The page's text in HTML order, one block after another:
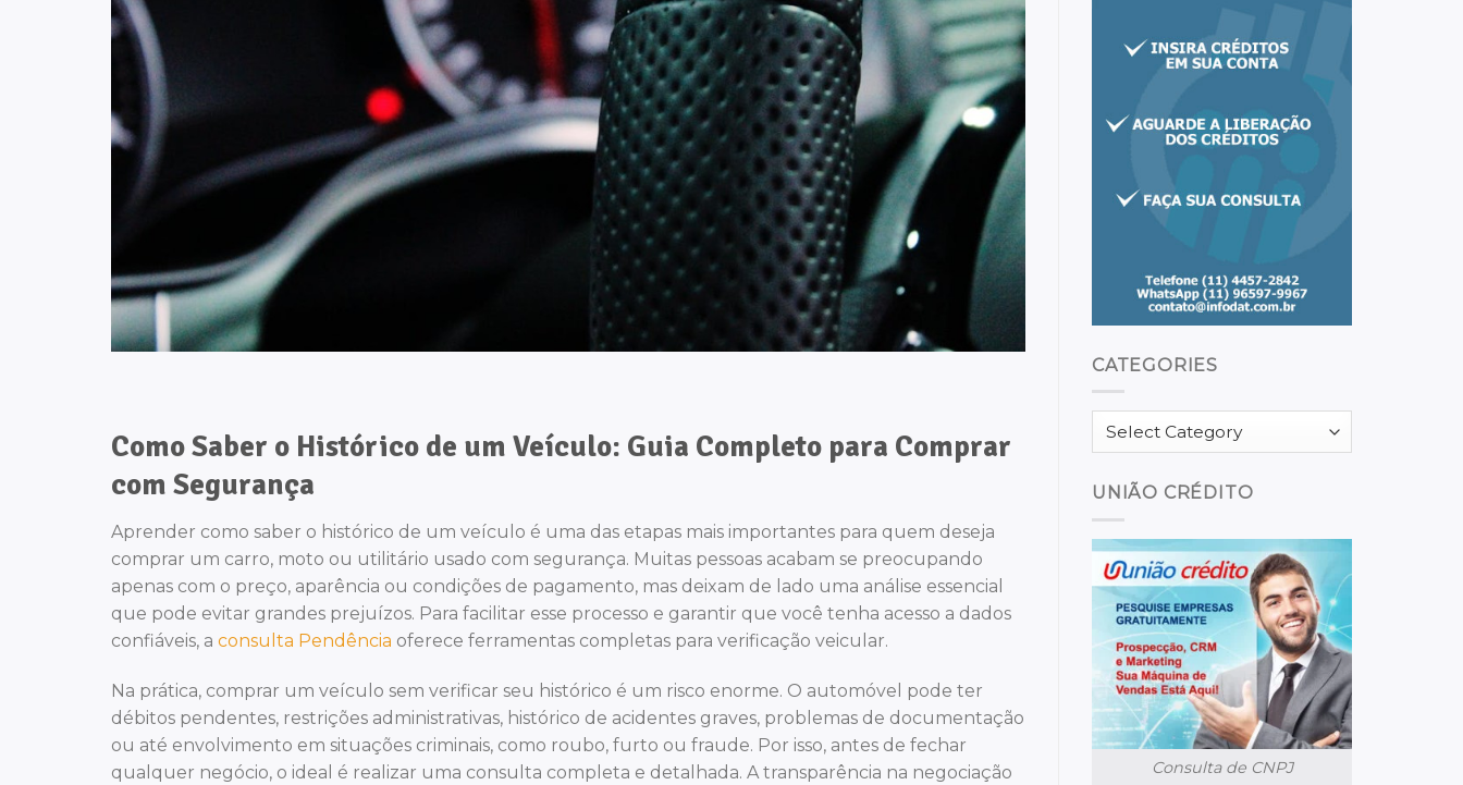
Como Saber o Histórico de um Veículo: Guia Completo para Comprar
com Segurança
Aprender como saber o histórico de um veículo é uma das etapas mais importantes para quem deseja
comprar um carro, moto ou utilitário usado com segurança. Muitas pessoas acabam se preocupando
apenas com o preço, aparência ou condições de pagamento, mas deixam de lado uma análise essencial
que pode evitar grandes prejuízos. Para facilitar esse processo e garantir que você tenha acesso a dados
confiáveis, a consulta Pendência oferece ferramentas completas para verificação veicular.
Na prática, comprar um veículo sem verificar seu histórico é um risco enorme. O automóvel pode ter
débitos pendentes, restrições administrativas, histórico de acidentes graves, problemas de documentação
ou até envolvimento em situações criminais, como roubo, furto ou fraude. Por isso, antes de fechar
qualquer negócio, o ideal é realizar uma consulta completa e detalhada. A transparência na negociação
CATEGORIES
Categories
UNIÃO CRÉDITO
Consulta de CNPJ